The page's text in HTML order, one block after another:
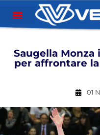
Saugella Monza
per affrontare
01